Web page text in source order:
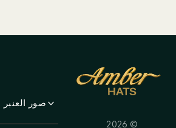
© 2026
صور العنبر